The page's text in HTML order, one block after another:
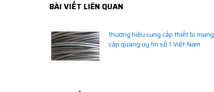
BÀI VIẾT LIÊN QUAN
thương hiệu cung cấp thiết bị mạng
cáp quang uy tín số 1 Việt Nam